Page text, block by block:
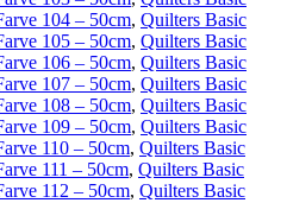
104 – 50cm, Quilters Basic
105 – 50cm, Quilters Basic
106 – 50cm, Quilters Basic
107 – 50cm, Quilters Basic
108 – 50cm, Quilters Basic
109 – 50cm, Quilters Basic
110 – 50cm, Quilters Basic
111 – 50cm, Quilters Basic
112 – 50cm, Quilters Basic